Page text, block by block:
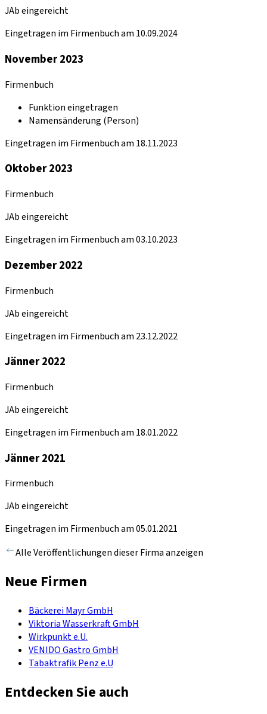
JAb eingereicht
Eingetragen im Firmenbuch am 10.09.2024
November 2023
Firmenbuch
Funktion eingetragen
Namensänderung (Person)
Eingetragen im Firmenbuch am 18.11.2023
Oktober 2023
Firmenbuch
JAb eingereicht
Eingetragen im Firmenbuch am 03.10.2023
Dezember 2022
Firmenbuch
JAb eingereicht
Eingetragen im Firmenbuch am 23.12.2022
Jänner 2022
Firmenbuch
JAb eingereicht
Eingetragen im Firmenbuch am 18.01.2022
Jänner 2021
Firmenbuch
JAb eingereicht
Eingetragen im Firmenbuch am 05.01.2021
Alle Veröffentlichungen dieser Firma anzeigen
Neue Firmen
Bäckerei Mayr GmbH
Viktoria Wasserkraft GmbH
Wirkpunkt e.U.
VENIDO Gastro GmbH
Tabaktrafik Penz e.U
Entdecken Sie auch